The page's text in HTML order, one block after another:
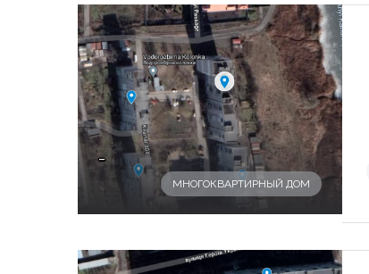
-
МНОГОКВАРТИРНЫЙ ДОМ